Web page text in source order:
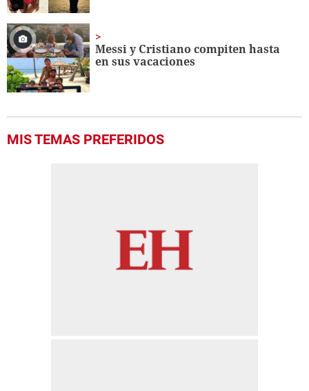
Messi y Cristiano compiten hasta
en sus vacaciones
MIS TEMAS PREFERIDOS